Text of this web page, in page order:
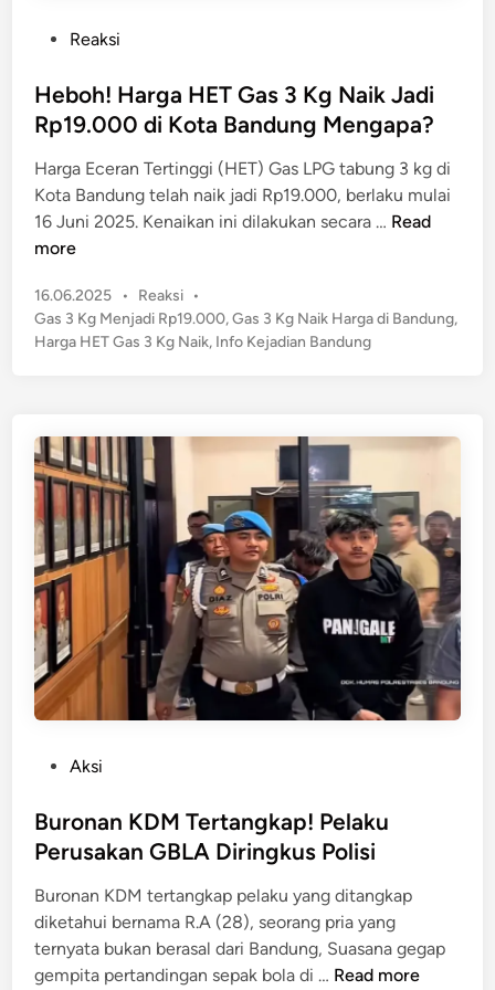
n
D
n
i
a
y
a
a
d
K
o
a
P
a
r
t
a
u
n
g
H
e
b
a
t
s
t
d
i
n
Reaksi
Heboh! Harga HET Gas 3 Kg Naik Jadi
Rp19.000 di Kota Bandung Mengapa?
Harga Eceran Tertinggi (HET) Gas LPG tabung 3 kg di
Kota Bandung telah naik jadi Rp19.000, berlaku mulai
16 Juni 2025. Kenaikan ini dilakukan secara … H
h
r
H
E
T
G
a
s
3
K
g
d
i
R
Read
more
16.06.2025 •
P
o
s
i
n
Reaksi •
Gas 3 Kg Menjadi Rp19.000,Gas 3 Kg Naik Harga di Bandung,
Harga HET Gas 3 Kg Naik, Info Kejadian Bandung
s
t
d
i
n
Aksi
Buronan KDM Tertangkap! Pelaku
Perusakan GBLA Diringkus Polisi
Buronan KDM tertangkap pelaku yang ditangkap
diketahui bernama R.A (28), seorang pria yang
ternyata bukan berasal dari Bandung, Suasana gegap
gempita pertandingan sepak bola di … B
Read more